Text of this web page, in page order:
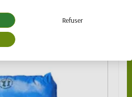
Refuser